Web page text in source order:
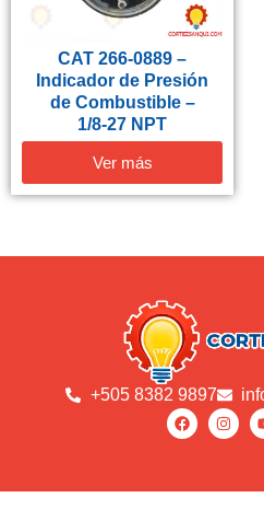
CAT 266-0889 –
Indicador de Presión
de Combustible –
1/8‑27 NPT
Ver más
+505 8382 9897